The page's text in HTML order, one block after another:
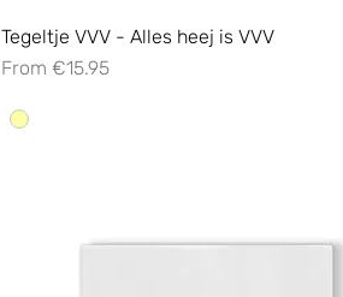
Tegeltje VVV - Alles heej is VVV
From €15.95
Sale Price